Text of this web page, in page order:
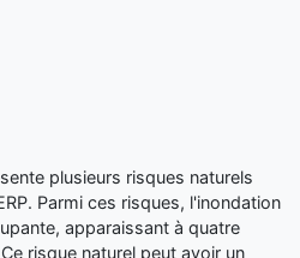
plusieurs risques naturels
Parmi ces risques, l'inondation
apparaissant à quatre
risque naturel peut avoir un